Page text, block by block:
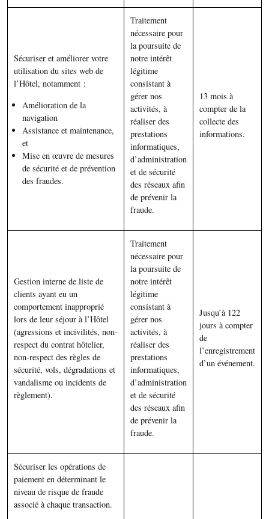
Sécuriser et améliorer votre
utilisation du sites web de
l’Hôtel, notamment :
Amélioration de la
navigation
Assistance et maintenance,
et
Mise en œuvre de mesures
de sécurité et de prévention
des fraudes.
Traitement
nécessaire pour
la poursuite de
notre intérêt
légitime
consistant à
gérer nos
activités, à
réaliser des
prestations
informatiques,
d’administration
et de sécurité
des réseaux afin
de prévenir la
fraude.
13 mois à
compter de la
collecte des
informations.
Gestion interne de liste de
clients ayant eu un
comportement inapproprié
lors de leur séjour à l’Hôtel
(agressions et incivilités, non-
respect du contrat hôtelier,
non-respect des règles de
sécurité, vols, dégradations et
vandalisme ou incidents de
règlement).
Traitement
nécessaire pour
la poursuite de
notre intérêt
légitime
consistant à
gérer nos
activités, à
réaliser des
prestations
informatiques,
d’administration
et de sécurité
des réseaux afin
de prévenir la
fraude.
Jusqu’à 122
jours à compter
de
l’enregistrement
d’un événement.
Sécuriser les opérations de
paiement en déterminant le
niveau de risque de fraude
associé à chaque transaction.